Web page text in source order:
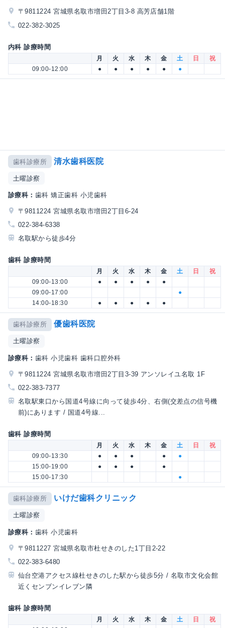
〒9811224 宮城県名取市増田2丁目3-8 高芳店舗1階
022-382-3025
内科 診療時間
月 火 水 木 金 土 日
祝
09:00-12:00
● ● ● ● ● ●
歯科診療所 清水歯科医院
土曜診察
診療科： 歯科 矯正歯科 小児歯科
〒9811224 宮城県名取市増田2丁目6-24
022-384-6338
名取駅から徒歩4分
歯科 診療時間
月 火 水 木 金 土 日
祝
09:00-13:00
● ● ● ●
●
09:00-17:00
●
14:00-18:30
● ● ● ● ●
歯科診療所 優歯科医院
土曜診察
診療科： 歯科 小児歯科 歯科口腔外科
〒9811224 宮城県名取市増田2丁目3-39 アンソレイユ名取 1F
022-383-7377
名取駅東口から国道4号線に向って徒歩4分、右側(交差点の信号機
前)にあります / 国道4号線...
歯科 診療時間
月 火 水 木 金 土 日
祝
09:00-13:30
● ● ● ●
●
15:00-19:00
● ● ●
●
15:00-17:30
●
歯科診療所 いけだ歯科クリニック
土曜診察
診療科： 歯科 小児歯科
〒9811227 宮城県名取市杜せきのした1丁目2-22
022-383-6480
仙台空港アクセス線杜せきのした駅から徒歩5分 / 名取市文化会館
近くセンブンイレブン隣
歯科 診療時間
月 火 水 木 金 土 日
祝